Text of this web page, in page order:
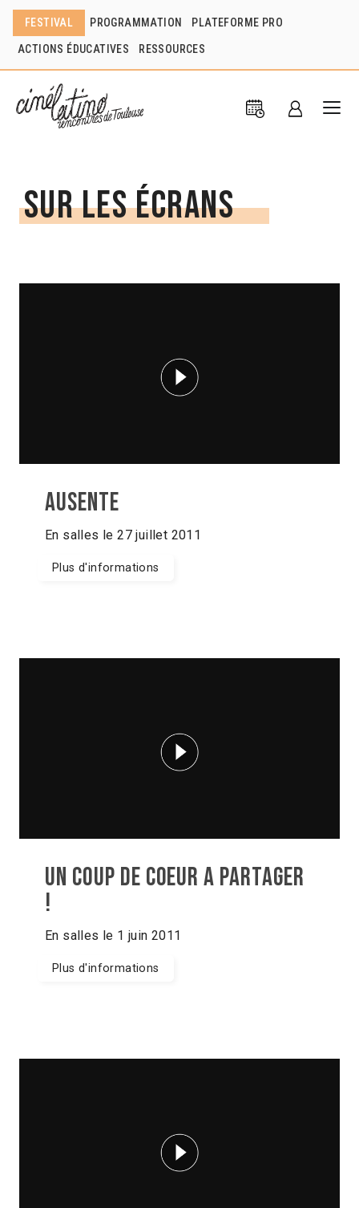
FESTIVAL PROGRAMMATION PLATEFORME PRO
ACTIONS ÉDUCATIVES RESSOURCES
Sur les écrans
Ausente
En salles le 27 juillet 2011
Plus d'informations
Un Coup de Coeur a partager
!
En salles le 1 juin 2011
Plus d'informations